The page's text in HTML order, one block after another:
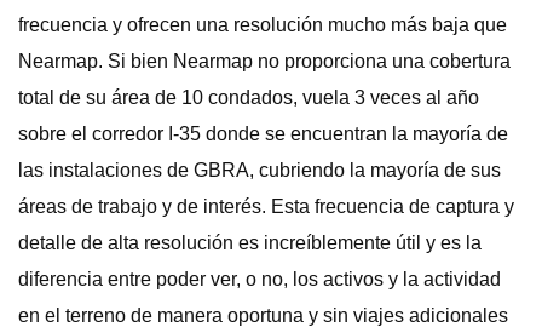
frecuencia y ofrecen una resolución mucho más baja que
Nearmap. Si bien Nearmap no proporciona una cobertura
total de su área de 10 condados, vuela 3 veces al año
sobre el corredor I-35 donde se encuentran la mayoría de
las instalaciones de GBRA, cubriendo la mayoría de sus
áreas de trabajo y de interés. Esta frecuencia de captura y
detalle de alta resolución es increíblemente útil y es la
diferencia entre poder ver, o no, los activos y la actividad
en el terreno de manera oportuna y sin viajes adicionales